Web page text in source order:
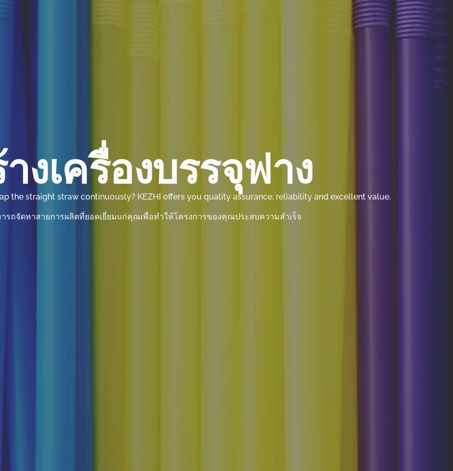
งเครื่องบรรจุฟาง
the straight straw continuously? KEZHI offers you quality assurance, reliability and excellent value.
ารถจัดหาสายการผลิตที่ยอดเยี่ยมแก่คุณเพื่อทำให้โครงการของคุณประสบความสำเร็จ